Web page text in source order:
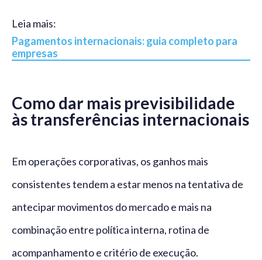
Leia mais:
Pagamentos internacionais: guia completo para
empresas
Como dar mais previsibilidade
às transferências internacionais
Em operações corporativas, os ganhos mais
consistentes tendem a estar menos na tentativa de
antecipar movimentos do mercado e mais na
combinação entre política interna, rotina de
acompanhamento e critério de execução.